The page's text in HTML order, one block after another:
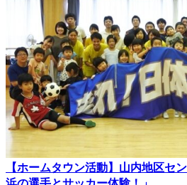
【ホームタウン活動】山内地区セ